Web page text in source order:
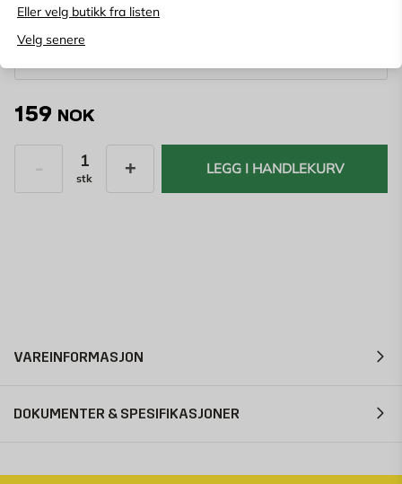
Eller velg butikk fra listen
Velg senere
159 NOK
stk
LEGG I HANDLEKURV
VAREINFORMASJON
DOKUMENTER & SPESIFIKASJONER